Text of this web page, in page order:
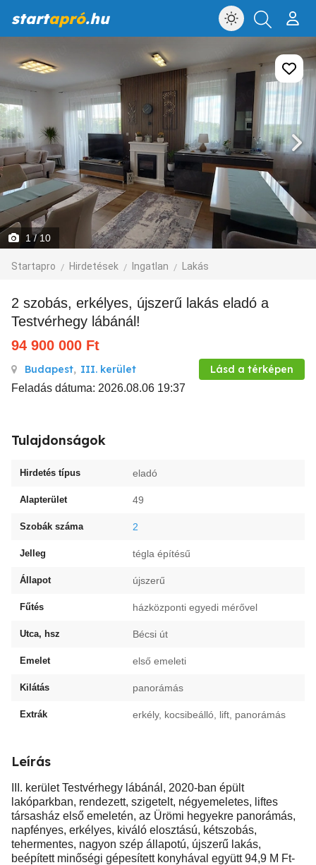
startapró.hu
1 / 10
Startapro Hirdetések Ingatlan Lakás
2 szobás, erkélyes, újszerű lakás eladó a
Testvérhegy lábánál!
94 900 000 Ft
Budapest, III. kerület Lásd a térképen
Feladás dátuma: 2026.08.06 19:37
Tulajdonságok
Hirdetés típus eladó
Alapterület 49
Szobák száma 2
Jelleg tégla építésű
Állapot újszerű
Fűtés házközponti egyedi mérővel
Utca, hsz Bécsi út
Emelet első emeleti
Kilátás panorámás
Extrák erkély, kocsibeálló, lift, panorámás
Leírás
III. kerület Testvérhegy lábánál, 2020-ban épült
lakóparkban, rendezett, szigetelt, négyemeletes, liftes
társasház első emeletén, az Ürömi hegyekre panorámás,
napfényes, erkélyes, kiváló elosztású, kétszobás,
tehermentes, nagyon szép állapotú, újszerű lakás,
beépített minőségi gépesített konyhával együtt 94,9 M Ft-